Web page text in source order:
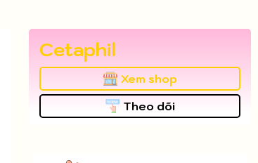
Cetaphil
Xem shop
Theo dõi